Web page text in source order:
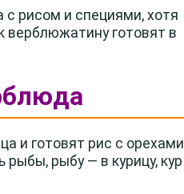
рисом и специями, хотя
верблюжатину готовят в
и готовят рис с орехами
рыбу — в курицу, кур